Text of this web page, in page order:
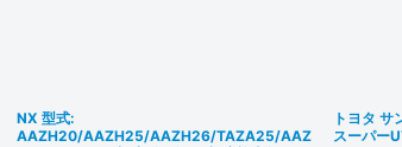
NX 型式:
AAZH20/AAZH25/AAZH26/TAZA25/AAZ
トヨタ サ
スーパー